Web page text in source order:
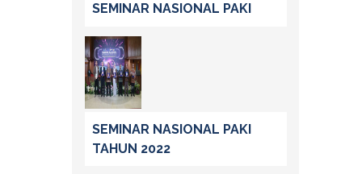
SEMINAR NASIONAL PAKI
SEMINAR NASIONAL PAKI
TAHUN 2022